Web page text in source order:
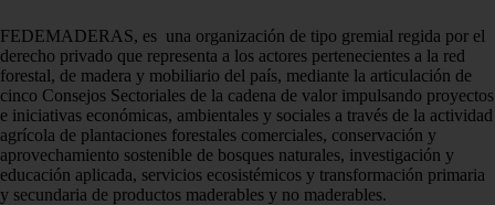
FEDEMADERAS, es una organización de tipo gremial regida por el
derecho privado que representa a los actores pertenecientes a la red
forestal, de madera y mobiliario del país, mediante la articulación de
cinco Consejos Sectoriales de la cadena de valor impulsando proyectos
e iniciativas económicas, ambientales y sociales a través de la actividad
agrícola de plantaciones forestales comerciales, conservación y
aprovechamiento sostenible de bosques naturales, investigación y
educación aplicada, servicios ecosistémicos y transformación primaria
y secundaria de productos maderables y no maderables.